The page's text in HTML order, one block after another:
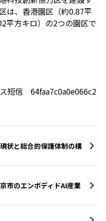
は、香港園区（約0.87平
平方キロ）の2つの園区で
短信 64faa7c0a0e066c2
状と総合的保護体制の構
市のエンボディドAI産業